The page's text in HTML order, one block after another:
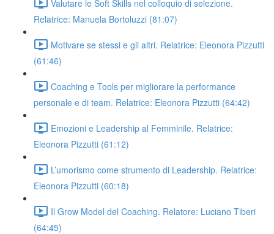
Valutare le Soft Skills nel colloquio di selezione.
Relatrice: Manuela Bortoluzzi (81:07)
Motivare se stessi e gli altri. Relatrice: Eleonora Pizzutti
(61:46)
Coaching e Tools per migliorare la performance
personale e di team. Relatrice: Eleonora Pizzutti (64:42)
Emozioni e Leadership al Femminile. Relatrice:
Eleonora Pizzutti (61:12)
L’umorismo come strumento di Leadership. Relatrice:
Eleonora Pizzutti (60:18)
Il Grow Model del Coaching. Relatore: Luciano Tiberi
(64:45)